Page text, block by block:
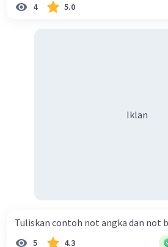
4 5.0
Iklan
Tuliskan contoh not angka dan not
5 4.3